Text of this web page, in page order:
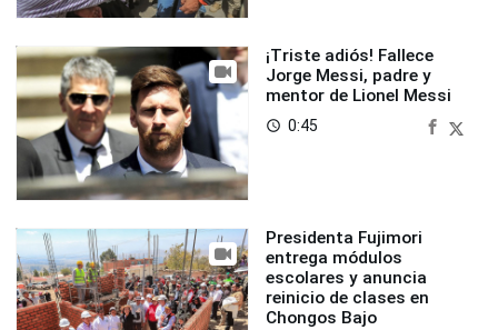
¡Triste adiós! Fallece
Jorge Messi, padre y
mentor de Lionel Messi
access_time 0:45
Presidenta Fujimori
entrega módulos
escolares y anuncia
reinicio de clases en
Chongos Bajo